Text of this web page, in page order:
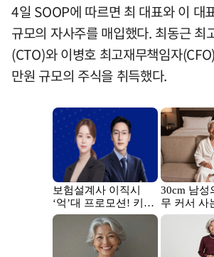
4일 SOOP에 따르면 최 대표와 이 대
규모의 자사주를 매입했다. 최동근 최
(CTO)와 이병호 최고재무책임자
만원 규모의 주식을 취득했다.